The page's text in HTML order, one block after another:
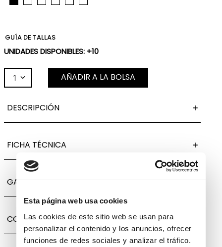
Esta página web usa cookies
Las cookies de este sitio web se usan para
personalizar el contenido y los anuncios, ofrecer
funciones de redes sociales y analizar el tráfico.
GUÍA DE TALLAS
UNIDADES DISPONIBLES: +10
1 AÑADIR A LA BOLSA
DESCRIPCIÓN
FICHA TÉCNICA
GARANTÍA, CAMBIOS Y DEVOLUCIONES
COMPARTIR